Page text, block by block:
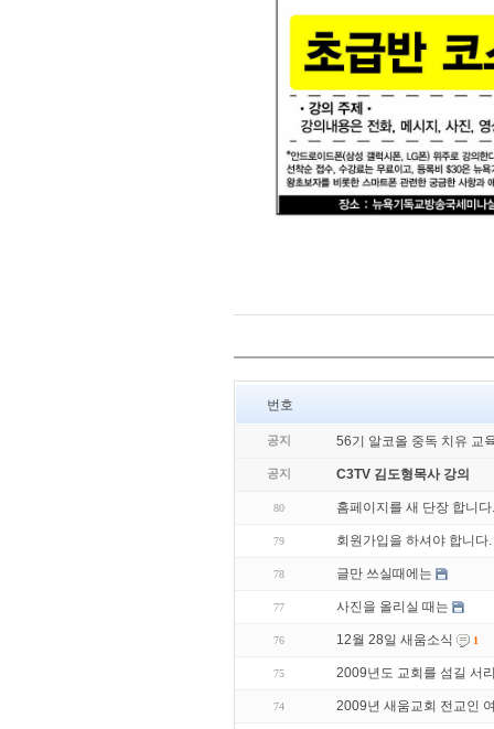
번호
공지 56기 알코올 중독 치유 교
공지 C3TV 김도형목사 강의
80 홈페이지를 새 단장 합니다.
79 회원가입을 하셔야 합니다.
78 글만 쓰실때에는
77 사진을 올리실 때는
76 12월 28일 새움소식 1
75 2009년도 교회를 섬길 서
74 2009년 새움교회 전교인